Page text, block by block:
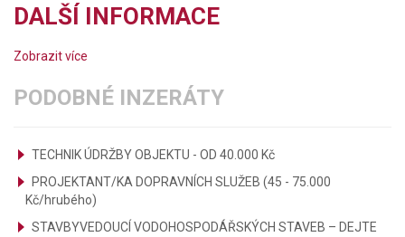
DALŠÍ INFORMACE
Zobrazit více
PODOBNÉ INZERÁTY
TECHNIK ÚDRŽBY OBJEKTU - OD 40.000 Kč
PROJEKTANT/KA DOPRAVNÍCH SLUŽEB (45 - 75.000
Kč/hrubého)
STAVBYVEDOUCÍ VODOHOSPODÁŘSKÝCH STAVEB – DEJTE